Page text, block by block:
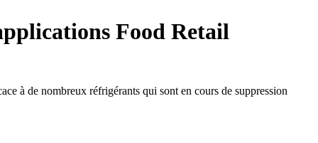
Food Retail
à de nombreux réfrigérants qui sont en cours de suppression